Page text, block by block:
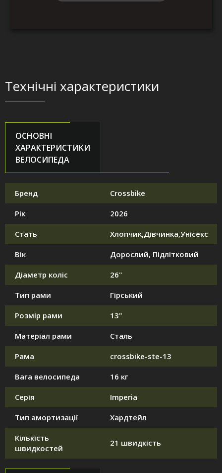
Технічні характеристики
ОСНОВНІ
ХАРАКТЕРИСТИКИ
ВЕЛОСИПЕДА
Бренд Crossbike
Рік 2026
Стать Хлопчик,Дівчинка,Унісекс
Вік Дорослий, Підлітковий
Діаметр коліс 26"
Тип рами Гірський
Розмір рами 13"
Матеріал рами Сталь
Рама crossbike-ste-13
Вага велосипеда 16 кг
Серія Imperia
Тип амортизації Хардтейл
Кількість
швидкостей
21 швидкість